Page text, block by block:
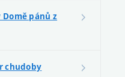
pánů z
chudoby